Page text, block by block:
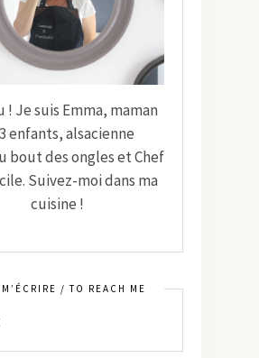
! Je suis Emma, maman
enfants, alsacienne
bout des ongles et Chef
Suivez-moi dans ma
cuisine !
/ TO REACH ME